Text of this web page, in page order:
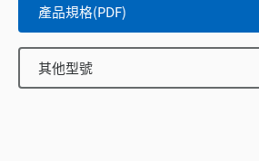
產品規格(PDF)
其他型號